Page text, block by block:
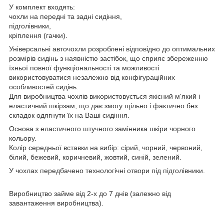
У комплект входять:
чохли на передні та задні сидіння,
підголівники,
кріплення (гачки).
Універсальні авточохли розроблені відповідно до оптимальних
розмірів сидінь з наявністю застібок, що сприяє збереженню
їхньої повної функціональності та можливості
використовуватися незалежно від конфігураційних
особливостей сидінь.
Для виробництва чохлів використовується якісний м'який і
еластичний шкірзам, що дає змогу щільно і фактично без
складок одягнути їх на Ваші сидіння.
Основа з еластичного штучного замінника шкіри чорного
кольору.
Колір середньої вставки на вибір: сірий, чорний, червоний,
білий, бежевий, коричневий, жовтий, синій, зелений.
У чохлах передбачено технологічні отвори під підголівники.
Виробництво займе від 2-х до 7 днів (залежно від
завантаження виробництва).